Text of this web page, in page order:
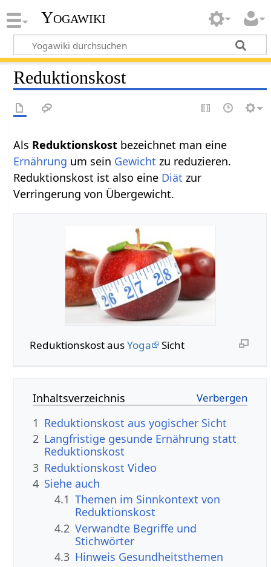
Yogawiki
Reduktionskost
Als Reduktionskost bezeichnet man eine
Ernährung um sein Gewicht zu reduzieren.
Reduktionskost ist also eine Diät zur
Verringerung von Übergewicht.
Reduktionskost ausYoga Sicht
Inhaltsverzeichnis
1 Reduktionskost aus yogischer Sicht
2 Langfristige gesunde Ernährung statt
Reduktionskost
3 Reduktionskost Video
4 Siehe auch
4.1 Themen im Sinnkontext von
Reduktionskost
4.2 Verwandte Begriffe und
Stichwörter
4.3 Hinweis Gesundheitsthemen